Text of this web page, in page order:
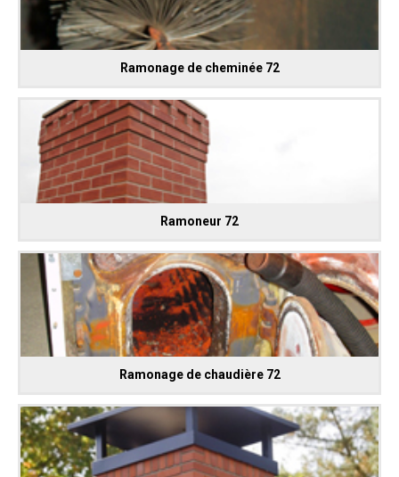
Ramonage de cheminée 72
Ramoneur 72
Ramonage de chaudière 72